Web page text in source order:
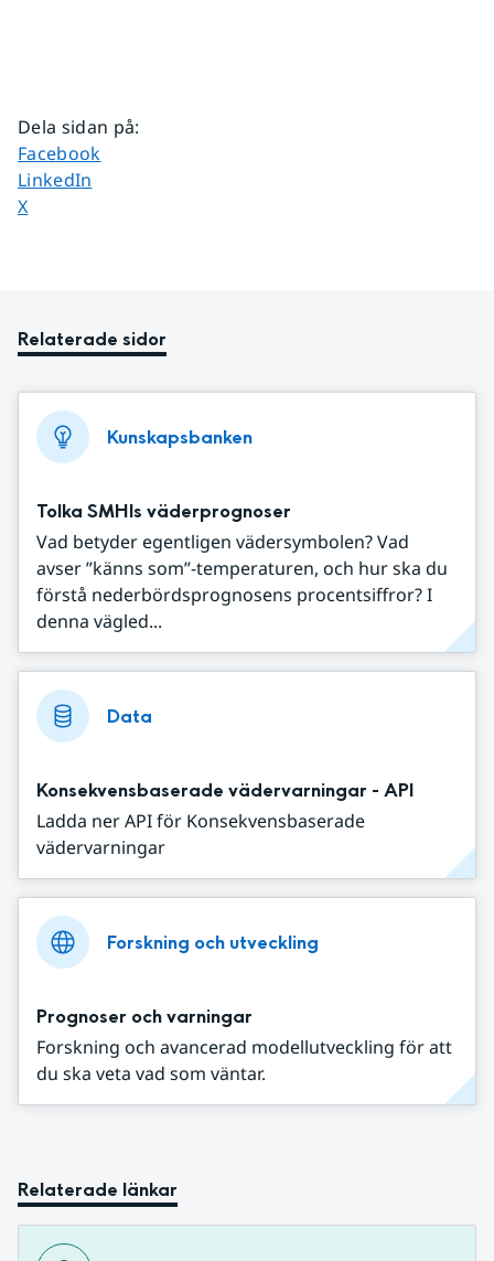
Dela sidan på:
Dela sidan på
Facebook
Dela sidan på
LinkedIn
Dela sidan på
X
Relaterade sidor
Kunskapsbanken
Tolka SMHIs väderprognoser
Vad betyder egentligen vädersymbolen? Vad
avser ”känns som”-temperaturen, och hur ska du
förstå nederbördsprognosens procentsiffror? I
denna vägled...
Data
Konsekvensbaserade vädervarningar - API
Ladda ner API för Konsekvensbaserade
vädervarningar
Forskning och utveckling
Prognoser och varningar
Forskning och avancerad modellutveckling för att
du ska veta vad som väntar.
Relaterade länkar